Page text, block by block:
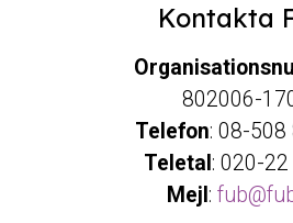
Kontakta
802006-
Telefon: 08-508
Teletal : 020-
Mejl :